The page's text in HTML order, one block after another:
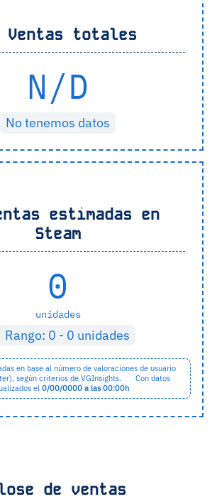
Ventas totales
N/D
No tenemos datos
estimadas en
Steam
0
unidades
Rango: 0 - 0 unidades
en base al número de valoraciones de usuario
segúncriterios de VGInsights.
Con datos
el 0/00/0000 a las 00:00h
de ventas